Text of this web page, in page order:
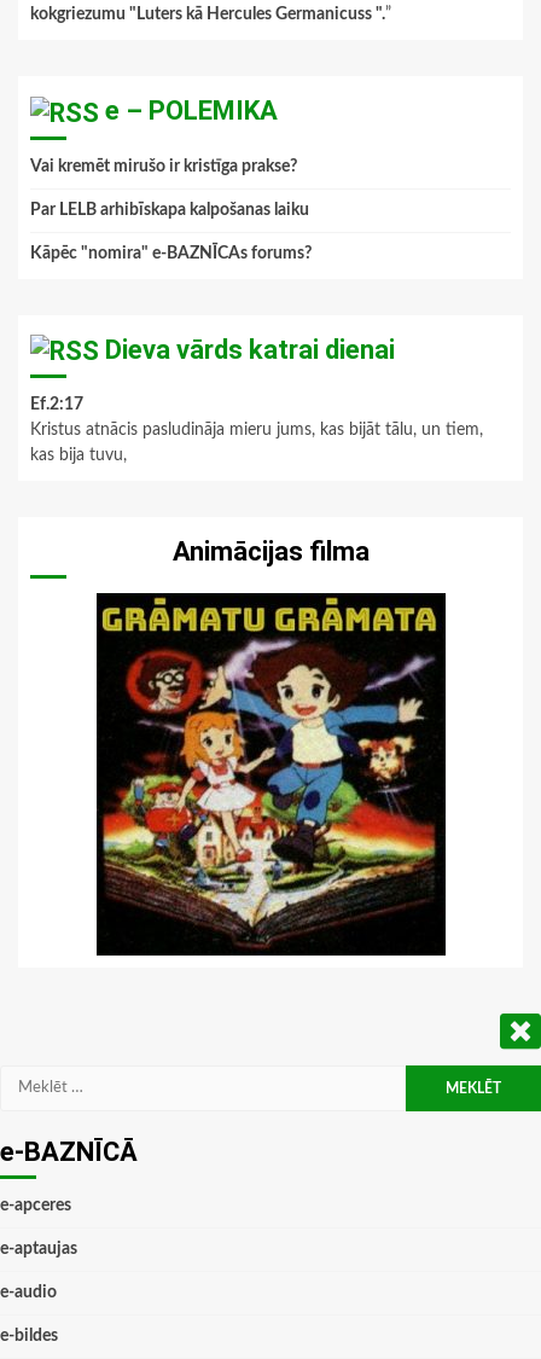
kokgriezumu "Luters kā Hercules Germanicuss ".”
e – POLEMIKA
Vai kremēt mirušo ir kristīga prakse?
Par LELB arhibīskapa kalpošanas laiku
Kāpēc "nomira" e-BAZNĪCAs forums?
Dieva vārds katrai dienai
Ef.2:17
Kristus atnācis pasludināja mieru jums, kas bijāt tālu, un tiem,
kas bija tuvu,
Animācijas filma
Meklēt:
e-BAZNĪCĀ
e-apceres
e-aptaujas
e-audio
e-bildes